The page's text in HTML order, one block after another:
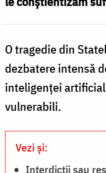
O tragedie din
dezbatere intensă
inteligenței
vulnerabili.
Vezi și:
Interdicţii sau